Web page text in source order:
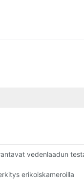
vedenlaadun
erikoiskameroilla